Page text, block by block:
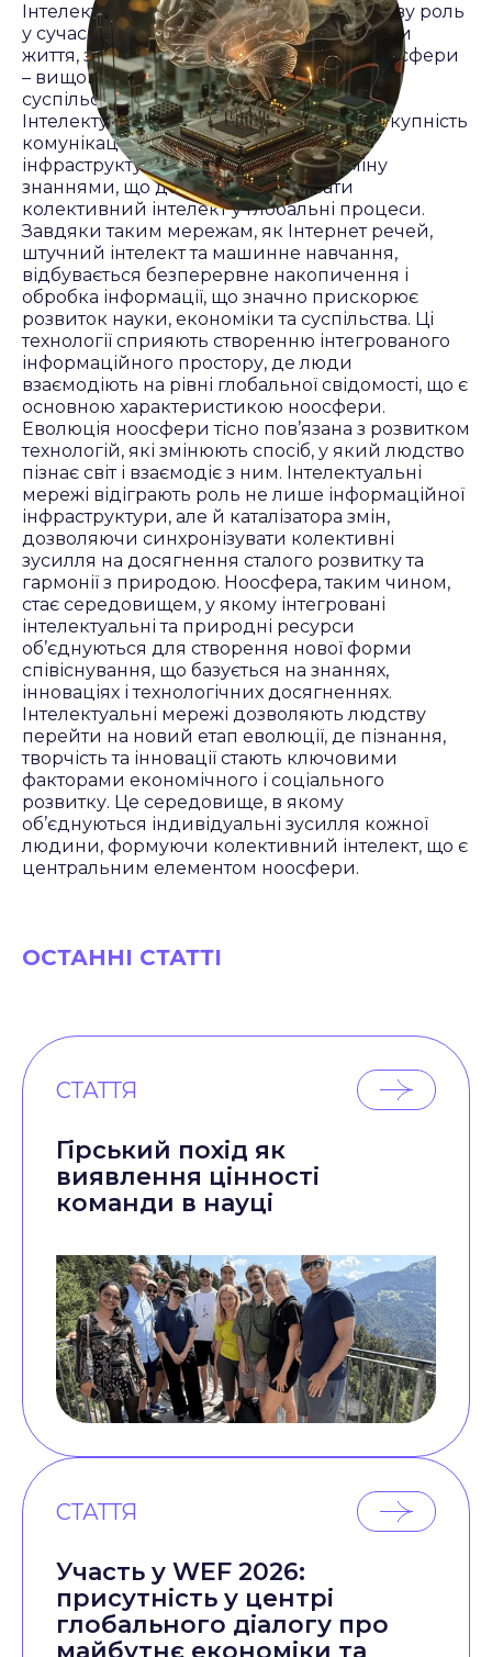
Інтелектуальні мережі відіграють ключову роль
у сучасному світі, впливаючи на всі сфери
життя, зокрема на процеси еволюції ноосфери
– вищого рівня розвитку людського
суспільства, у якому домінує розум.
Інтелектуальні мережі – це не просто сукупність
комунікаційних технологій. Вони є
інфраструктурою для швидкого обміну
знаннями, що дозволяє інтегрувати
колективний інтелект у глобальні процеси.
Завдяки таким мережам, як Інтернет речей,
штучний інтелект та машинне навчання,
відбувається безперервне накопичення і
обробка інформації, що значно прискорює
розвиток науки, економіки та суспільства. Ці
технології сприяють створенню інтегрованого
інформаційного простору, де люди
взаємодіють на рівні глобальної свідомості, що є
основною характеристикою ноосфери.
Еволюція ноосфери тісно пов’язана з розвитком
технологій, які змінюють спосіб, у який людство
пізнає світ і взаємодіє з ним. Інтелектуальні
мережі відіграють роль не лише інформаційної
інфраструктури, але й каталізатора змін,
дозволяючи синхронізувати колективні
зусилля на досягнення сталого розвитку та
гармонії з природою. Ноосфера, таким чином,
стає середовищем, у якому інтегровані
інтелектуальні та природні ресурси
об’єднуються для створення нової форми
співіснування, що базується на знаннях,
інноваціях і технологічних досягненнях.
Інтелектуальні мережі дозволяють людству
перейти на новий етап еволюції, де пізнання,
творчість та інновації стають ключовими
факторами економічного і соціального
розвитку. Це середовище, в якому
об’єднуються індивідуальні зусилля кожної
людини, формуючи колективний інтелект, що є
центральним елементом ноосфери.
ОСТАННІ СТАТТІ
СТАТТЯ
Гірський похід як
виявлення цінності
команди в науці
СТАТТЯ
Участь у WEF 2026:
присутність у центрі
глобального діалогу про
майбутнє економіки та